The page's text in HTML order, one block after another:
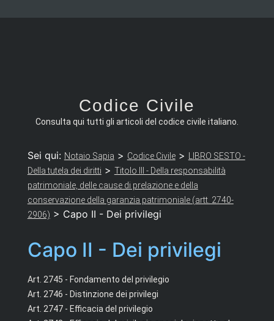
Codice Civile
Consulta qui tutti gli articoli del codice civile italiano.
Sei qui: Notaio Sapia > Codice Civile> LIBRO SESTO -
Della tutela dei diritti > Titolo III - Della responsabilità
patrimoniale, delle cause di prelazione e della
conservazione della garanzia patrimoniale (artt. 2740-
2906) > Capo II - Dei privilegi
Capo II - Dei privilegi
Art. 2745 - Fondamento del privilegio
Art. 2746 - Distinzione dei privilegi
Art. 2747 - Efficacia del privilegio